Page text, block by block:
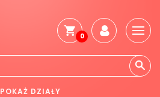
0
POKAŻ DZIAŁY